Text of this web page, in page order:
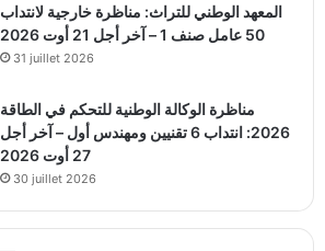
المعهد الوطني للتراث: مناظرة خارجية لانتداب
50 عامل صنف 1 – آخر أجل 21 أوت 2026
31 juillet 2026
مناظرة الوكالة الوطنية للتحكم في الطاقة
2026: انتداب 6 تقنيين ومهندس أول – آخر أجل
27 أوت 2026
30 juillet 2026